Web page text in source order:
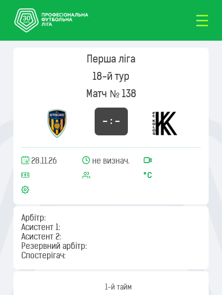
Перша ліга
18-й тур
Матч № 138
– : –
28.11.26 не визнач.
Арбітр:
Асистент 1:
Асистент 2:
Резервний арбітр:
Спостерігач:
1-й тайм